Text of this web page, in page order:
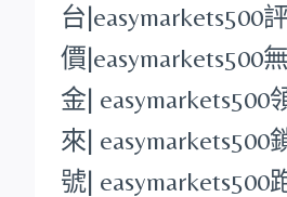
台|easymarkets500
價|easymarkets500
金| easymarkets500
來| easymarkets500
號| easymarkets500